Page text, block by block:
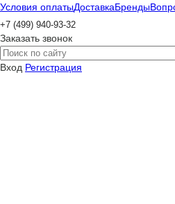
Условия оплатыДоставкаБренды
+7 (499) 940-93-32
Заказать звонок
Вход Регистрация